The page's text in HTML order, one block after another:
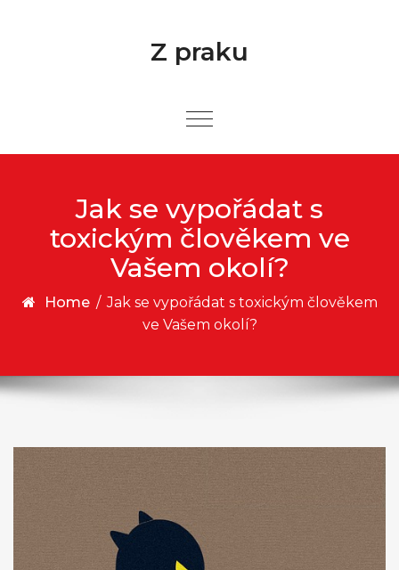
Z praku
Jak se vypořádat s
toxickým člověkem ve
Vašem okolí?
Home / Jak se vypořádat s toxickým člověkem
ve Vašem okolí?